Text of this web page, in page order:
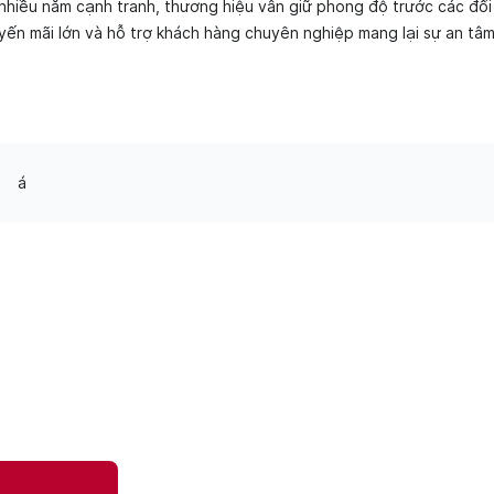
năm cạnh tranh, thương hiệu vẫn giữ phong độ trước các
mãi lớn và hỗ trợ khách hàng chuyên nghiệp mang lại sự an
á